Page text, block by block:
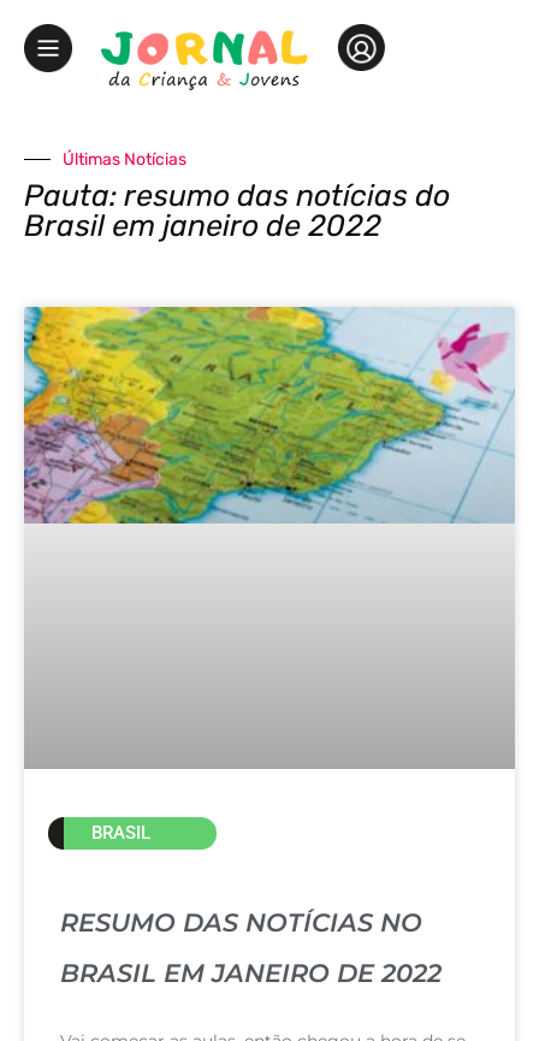
Últimas Notícias
Pauta: resumo das notícias do
Brasil em janeiro de 2022
BRASIL
RESUMO DAS NOTÍCIAS NO
BRASIL EM JANEIRO DE 2022